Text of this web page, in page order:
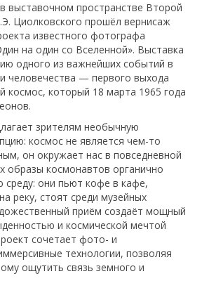
выставочном пространстве Второй
Циолковского прошёл вернисаж
известного фотографа
на один со Вселенной». Выставка
одного из важнейших событий в
человечества — первого выхода
космос, который 18 марта 1965 года
зрителям необычную
космос не является чем-то
он окружает нас в повседневной
образы космонавтов органично
среду: они пьют кофе в кафе,
реку, стоят среди музейных
приём создаёт мощный
и космической мечтой
сочетает фото- и
технологии, позволяя
ощутить связь земного и